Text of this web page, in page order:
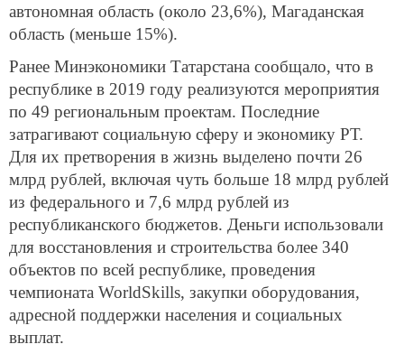
автономная область (около 23,6%), Магаданская
область (меньше 15%).
Ранее Минэкономики Татарстана сообщало, что в
республике в 2019 году реализуются мероприятия
по 49 региональным проектам. Последние
затрагивают социальную сферу и экономику РТ.
Для их претворения в жизнь выделено почти 26
млрд рублей, включая чуть больше 18 млрд рублей
из федерального и 7,6 млрд рублей из
республиканского бюджетов. Деньги использовали
для восстановления и строительства более 340
объектов по всей республике, проведения
чемпионата WorldSkills, закупки оборудования,
адресной поддержки населения и социальных
выплат.